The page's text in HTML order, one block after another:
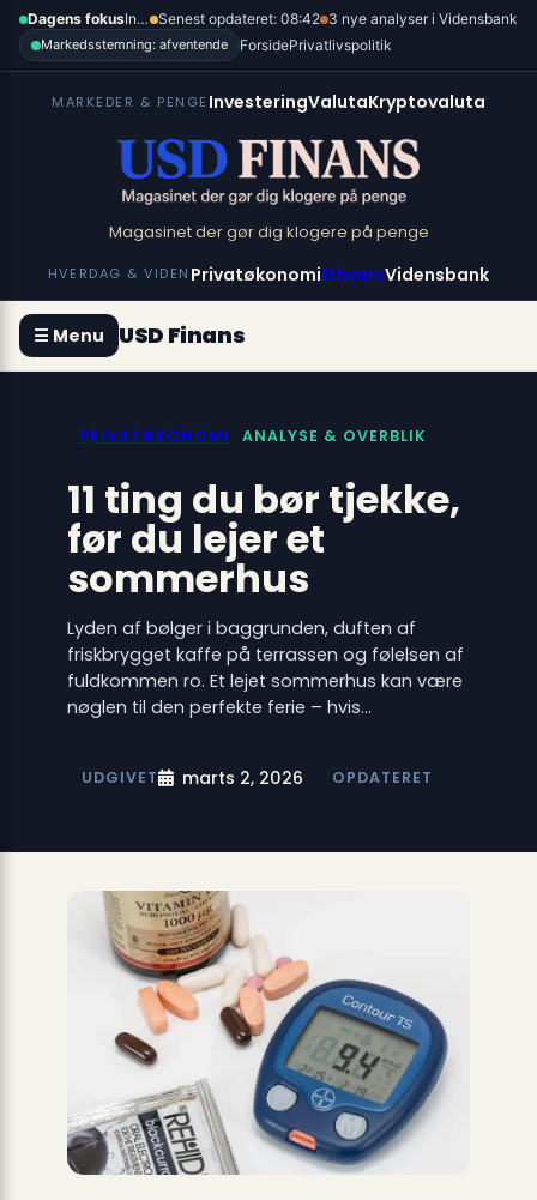
Spring
indhold
Dagens fokus Inflation, renter og dollar Senest opdateret: 08:42 3 nye analyser i Vidensbank
Markedsstemning: afventende ForsidePrivatlivspolitik
MARKEDER & PENGE InvesteringValutaKryptovaluta
Magasinet der gør dig klogere på penge
HVERDAG & VIDEN PrivatøkonomiErhvervVidensbank
☰ Menu USD Finans
PRIVATØKONOMI ANALYSE & OVERBLIK
11 ting du bør tjekke,
før du lejer et
sommerhus
Lyden af bølger i baggrunden, duften af
friskbrygget kaffe på terrassen og følelsen af
fuldkommen ro. Et lejet sommerhus kan være
nøglen til den perfekte ferie – hvis…
UDGIVET marts 2, 2026 OPDATERET